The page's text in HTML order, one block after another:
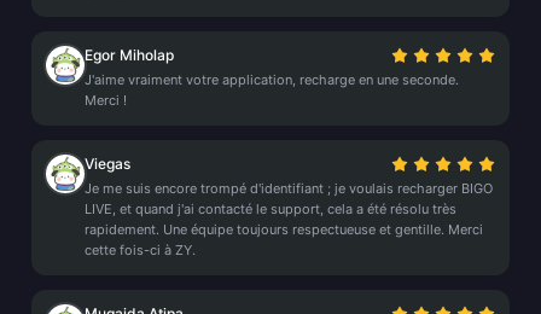
Egor Miholap
J'aime vraiment votre application, recharge en une seconde.
Merci !
Viegas
Je me suis encore trompé d'identifiant ; je voulais recharger BIGO
LIVE, et quand j'ai contacté le support, cela a été résolu très
rapidement. Une équipe toujours respectueuse et gentille. Merci
cette fois-ci à ZY.